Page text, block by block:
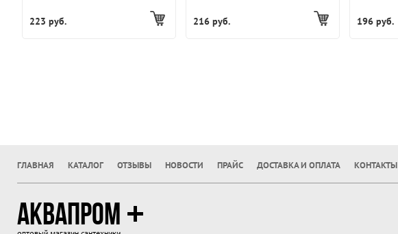
223 руб.
216 руб.
196 руб.
ГЛАВНАЯ КАТАЛОГ ОТЗЫВЫ НОВОСТИ ПРАЙС ДОСТАВКА И ОПЛАТА КОНТАКТЫ
АКВАПРОМ